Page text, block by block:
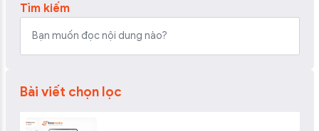
Tìm kiếm
Bài viết chọn lọc